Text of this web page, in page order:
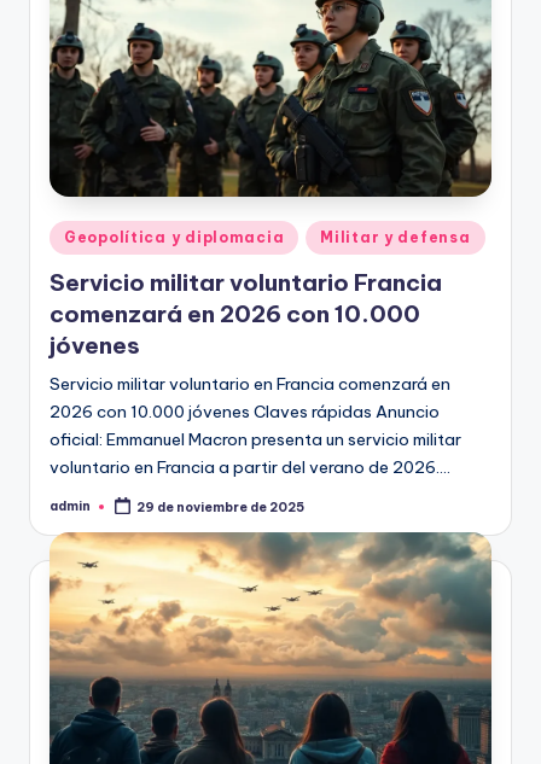
Publicado
en
Geopolítica y diplomacia Militar y defensa
Servicio militar voluntario Francia
comenzará en 2026 con 10.000
jóvenes
Servicio militar voluntario en Francia comenzará en
2026 con 10.000 jóvenes Claves rápidas Anuncio
oficial: Emmanuel Macron presenta un servicio militar
voluntario en Francia a partir del verano de 2026.…
Publicado
admin 29 de noviembre de 2025